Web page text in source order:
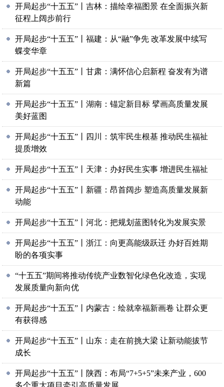
开局起步“十五五”丨吉林：描绘幸福图景 在全面振兴新
征程上阔步前行
开局起步“十五五”丨福建：从“融”争先 改革发展中续写
蝶变华章
开局起步“十五五”丨甘肃：满怀信心启新程 奋发有为谱
新篇
开局起步“十五五”丨湖南：锚定新目标 擘画高质量发展
美好蓝图
开局起步“十五五”丨四川：筑牢民生根基 推动民生福祉
提质增效
开局起步“十五五”丨天津：办好民生实事 增进民生福祉
开局起步“十五五”丨新疆：昂首阔步 塑造高质量发展新
动能
开局起步“十五五”丨河北：把规划蓝图转化为发展实景
开局起步“十五五”丨浙江：向更高能级跃迁 办好百姓期
盼的各项实事
“十五五”期间将推动传统产业数智化绿色化改造，实现
发展质量向新向优
开局起步“十五五”丨内蒙古：绘就幸福新画卷 让群众更
有获得感
开局起步“十五五”丨山东：走在前挑大梁 让新动能拔节
成长
开局起步“十五五”丨陕西：布局“7+5+5”未来产业，600
多个重大项目牵引高质量发展